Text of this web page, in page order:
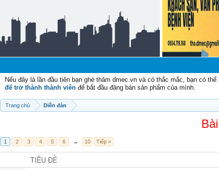
Nếu đây là lần đầu tiên bạn ghé thăm dmec.vn và có thắc mắc, bạn có
để trở thành thành viên để bắt đầu đăng bán sản phẩm của mình.
Trang chủ Diễn đàn
1 2 3 4 5 6 → 10 Tiếp >
TIÊU ĐỀ